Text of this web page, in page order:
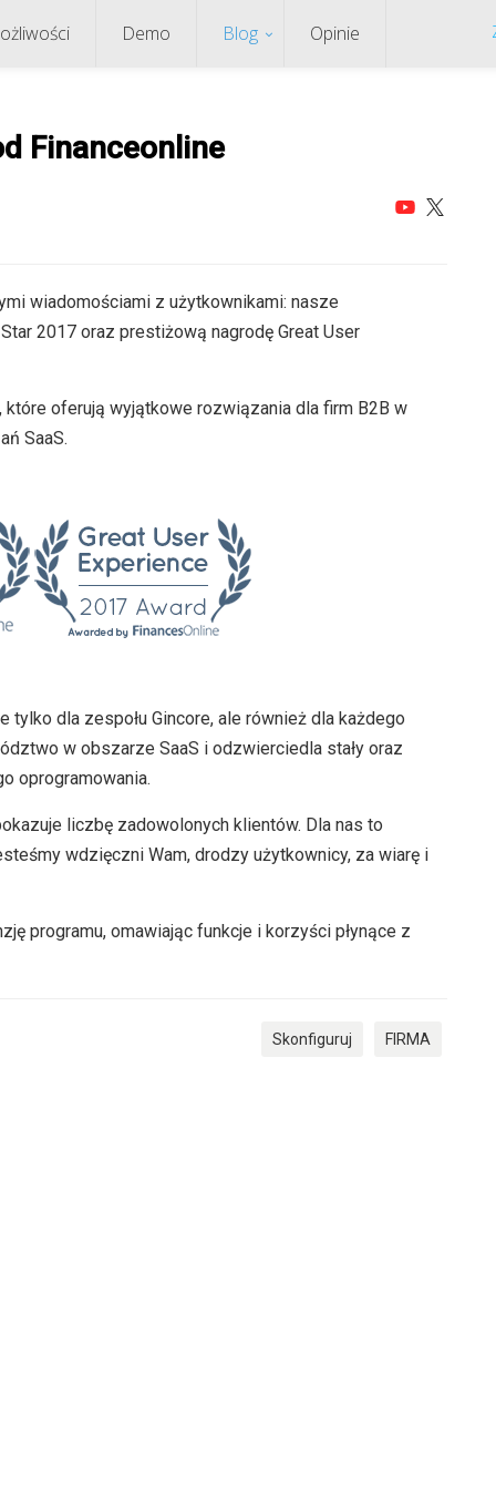
Demo Blog Opinie
Financeonline
wiadomościami z użytkownikami: nasze
2017 oraz prestiżową nagrodę Great User
oferują wyjątkowe rozwiązania dla firm B2B w
SaaS.
dla zespołu Gincore, ale również dla każdego
w obszarze SaaS i odzwierciedla stały oraz
oprogramowania.
liczbę zadowolonych klientów. Dla nas to
wdzięczni Wam, drodzy użytkownicy, za wiarę i
programu, omawiając funkcje i korzyści płynące z
Skonfiguruj FIRMA